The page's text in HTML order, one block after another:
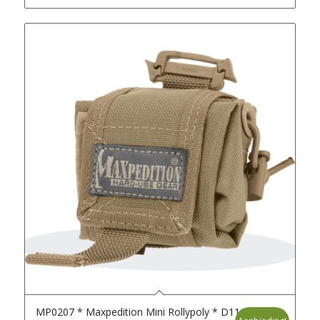
MP0207 * Maxpedition Mini Rollypoly * D111